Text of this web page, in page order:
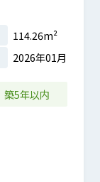
114.26m²
2026年01月
築5年以内